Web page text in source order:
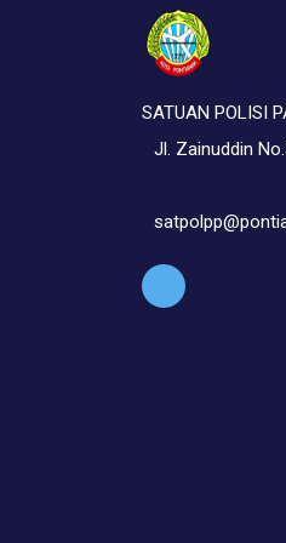
SATUAN POLISI
Jl. Zainuddin